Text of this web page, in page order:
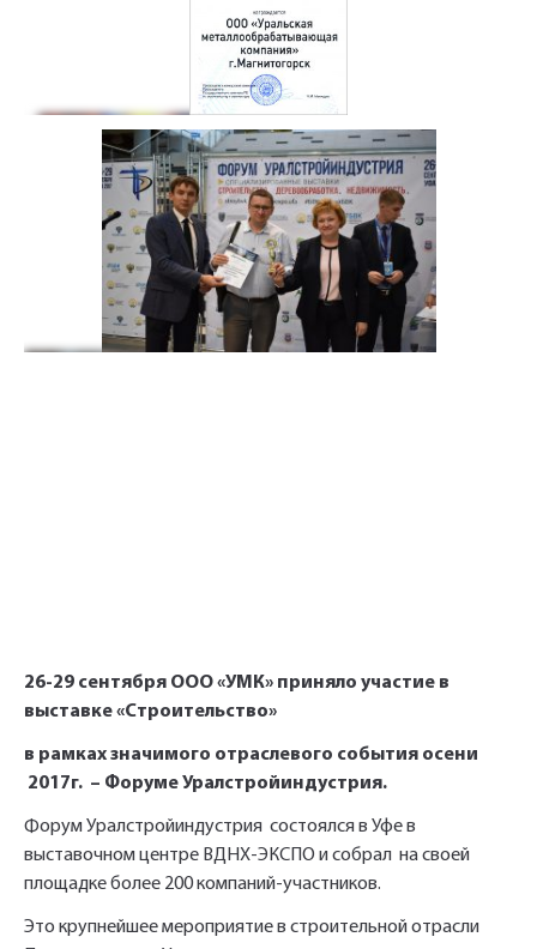
26-29 сентября ООО «УМК» приняло участие в
выставке «Строительство»
в рамках значимого отраслевого события осени
2017г. – Форуме Уралстройиндустрия.
Форум Уралстройиндустрия состоялся в Уфе в
выставочном центре ВДНХ-ЭКСПО и собрал на своей
площадке более 200 компаний-участников.
Это крупнейшее мероприятие в строительной отрасли
Укажите Ваш контактный телефон и имя
для связи, и наш менеджер поможет
сформировать Ваш заказ и рассчитать его
стоимость прямо по телефону.
Имя*